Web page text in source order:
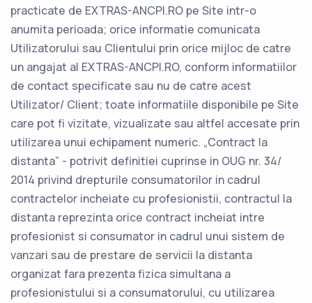
practicate de EXTRAS-ANCPI.RO pe Site intr-o
anumita perioada; orice informatie comunicata
Utilizatorului sau Clientului prin orice mijloc de catre
un angajat al EXTRAS-ANCPI.RO, conform informatiilor
de contact specificate sau nu de catre acest
Utilizator/ Client; toate informatiile disponibile pe Site
care pot fi vizitate, vizualizate sau altfel accesate prin
utilizarea unui echipament numeric. „Contract la
distanta” - potrivit definitiei cuprinse in OUG nr. 34/
2014 privind drepturile consumatorilor in cadrul
contractelor incheiate cu profesionistii, contractul la
distanta reprezinta orice contract incheiat intre
profesionist si consumator in cadrul unui sistem de
vanzari sau de prestare de servicii la distanta
organizat fara prezenta fizica simultana a
profesionistului si a consumatorului, cu utilizarea